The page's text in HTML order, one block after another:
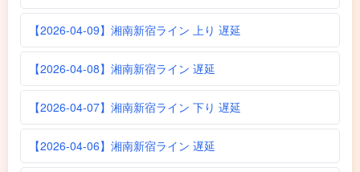
【2026-04-09】湘南新宿ライン 上り 遅延
【2026-04-08】湘南新宿ライン 遅延
【2026-04-07】湘南新宿ライン 下り 遅延
【2026-04-06】湘南新宿ライン 遅延